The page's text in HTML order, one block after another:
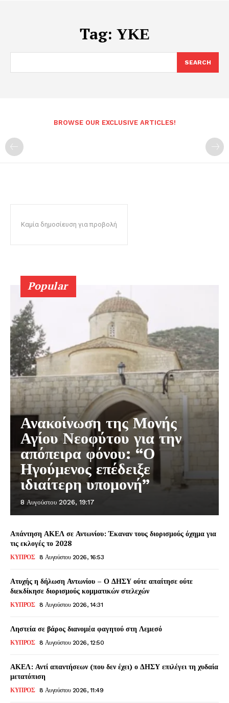
Tag: ΥΚΕ
SEARCH
BROWSE OUR EXCLUSIVE ARTICLES!
Καμία δημοσίευση για προβολή
Popular
Ανακοίνωση της Μονής
Αγίου Νεοφύτου για την
απόπειρα φόνου: “Ο
Ηγούμενος επέδειξε
ιδιαίτερη υπομονή”
8 Αυγούστου 2026, 19:17
Απάντηση ΑΚΕΛ σε Αντωνίου: Έκαναν τους διορισμούς όχημα για
τις εκλογές το 2028
ΚΥΠΡΟΣ 8 Αυγούστου 2026, 16:53
Ατυχής η δήλωση Αντωνίου – Ο ΔΗΣΥ ούτε απαίτησε ούτε
διεκδίκησε διορισμούς κομματικών στελεχών
ΚΥΠΡΟΣ 8 Αυγούστου 2026, 14:31
Ληστεία σε βάρος διανομέα φαγητού στη Λεμεσό
ΚΥΠΡΟΣ 8 Αυγούστου 2026, 12:50
ΑΚΕΛ: Αντί απαντήσεων (που δεν έχει) ο ΔΗΣΥ επιλέγει τη χυδαία
μετατόπιση
ΚΥΠΡΟΣ 8 Αυγούστου 2026, 11:49